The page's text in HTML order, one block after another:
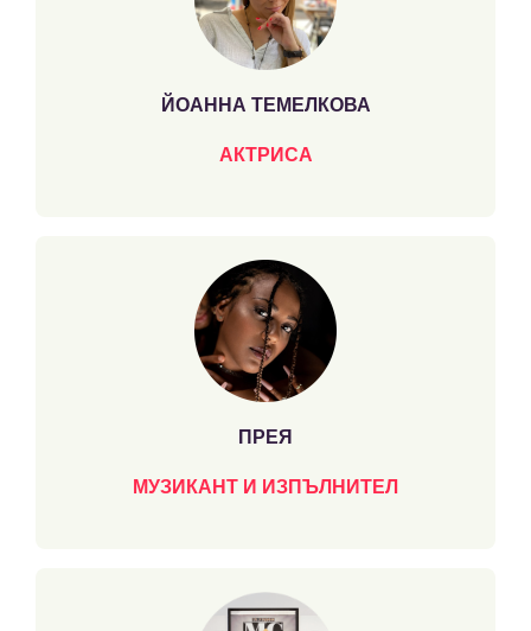
ЙОАННА ТЕМЕЛКОВА
АКТРИСА
ПРЕЯ
МУЗИКАНТ И ИЗПЪЛНИТЕЛ